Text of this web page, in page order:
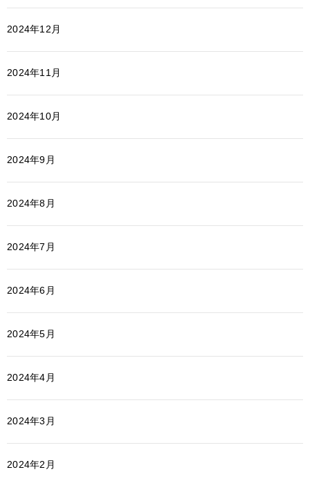
2024年12月
2024年11月
2024年10月
2024年9月
2024年8月
2024年7月
2024年6月
2024年5月
2024年4月
2024年3月
2024年2月